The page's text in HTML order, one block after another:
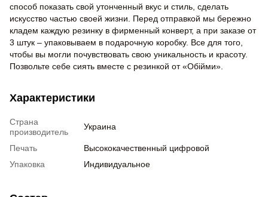
способ показать свой утонченный вкус и стиль, сделать
искусство частью своей жизни. Перед отправкой мы бережно
кладем каждую резинку в фирменный конверт, а при заказе от
3 штук – упаковываем в подарочную коробку. Все для того,
чтобы вы могли почувствовать свою уникальность и красоту.
Позвольте себе сиять вместе с резинкой от «Обійми».
Характеристики
Страна
производитель
Украина
Печать
Высококачественный цифровой
Упаковка
Индивидуальное